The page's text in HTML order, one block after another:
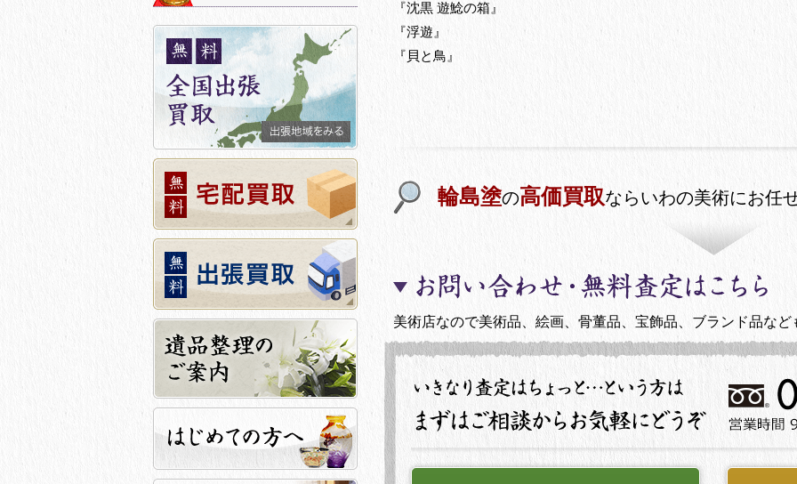
『沈黒 遊鯰の箱』
『浮遊』
『貝と鳥』
輪島塗の高価買取ならいわの美術にお任
美術店なので美術品、絵画、骨董品、宝飾品、ブランド品な